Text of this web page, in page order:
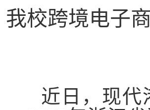
我校跨境电子
近日，现代